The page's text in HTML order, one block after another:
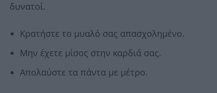
δυνατοί.
Κρατήστε το μυαλό σας απασχολημένο.
Μην έχετε μίσος στην καρδιά σας.
Απολαύστε τα πάντα με μέτρο.